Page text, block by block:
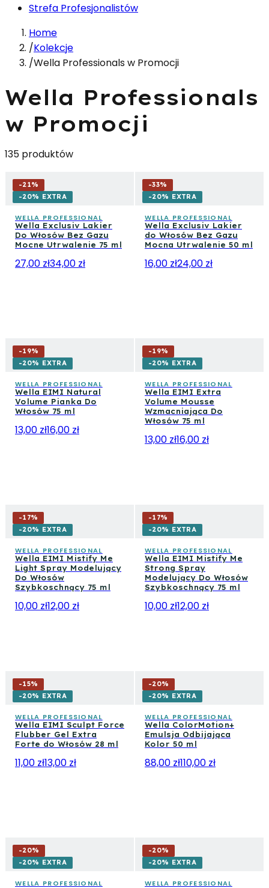
Strefa Profesjonalistów
Home
/Kolekcje
/Wella Professionals w Promocji
Wella Professionals
w Promocji
135 produktów
-21%
-20% EXTRA
WELLA PROFESSIONAL
Wella Exclusiv Lakier
Do Włosów Bez Gazu
Mocne Utrwalenie 75 ml
27,00 zł34,00 zł
-33%
-20% EXTRA
WELLA PROFESSIONAL
Wella Exclusiv Lakier
do Włosów Bez Gazu
Mocna Utrwalenie 50 ml
16,00 zł24,00 zł
-19%
-20% EXTRA
WELLA PROFESSIONAL
Wella EIMI Natural
Volume Pianka Do
Włosów 75 ml
13,00 zł16,00 zł
-19%
-20% EXTRA
WELLA PROFESSIONAL
Wella EIMI Extra
Volume Mousse
Wzmacniająca Do
Włosów 75 ml
13,00 zł16,00 zł
-17%
-20% EXTRA
WELLA PROFESSIONAL
Wella EIMI Mistify Me
Light Spray Modelujący
Do Włosów
Szybkoschnący 75 ml
10,00 zł12,00 zł
-17%
-20% EXTRA
WELLA PROFESSIONAL
Wella EIMI Mistify Me
Strong Spray
Modelujący Do Włosów
Szybkoschnący 75 ml
10,00 zł12,00 zł
-15%
-20% EXTRA
WELLA PROFESSIONAL
Wella EIMI Sculpt Force
Flubber Gel Extra
Forte do Włosów 28 ml
11,00 zł13,00 zł
-20%
-20% EXTRA
WELLA PROFESSIONAL
Wella ColorMotion+
Emulsja Odbijająca
Kolor 50 ml
88,00 zł110,00 zł
-20%
-20% EXTRA
WELLA PROFESSIONAL
-20%
-20% EXTRA
WELLA PROFESSIONAL